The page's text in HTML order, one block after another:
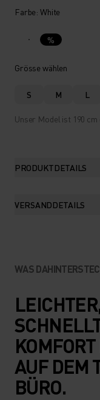
Farbe: White
%
Grösse wählen
S M L
Unser Model ist 190 cm
PRODUKTDETAILS
VERSANDDETAILS
WAS
AUF DEM
BÜRO.